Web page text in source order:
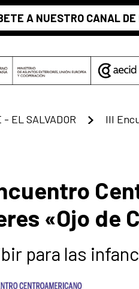
A NUESTRO CANAL
- EL SALVADOR
«Ojo de
para las